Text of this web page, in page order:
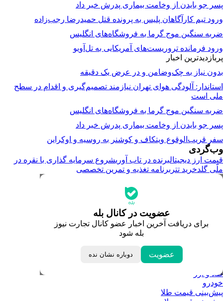
پسر جو بایدن از وخامت بیماری پدرش خبر داد
ورود تیم کارآگاهان پلیس به پرونده قتل حمیدرضا رجب‌زاده
ضربه سنگین موج گرما به فروشگاه‌های انگلیس
ورود فرمانده تروریست‌های آمریکایی به تل‌آویو
پربازدیدترین اخبار
بدون نیاز به چک‌وضامن و در عرض یک دقیقه
استاندار: آلودگی هوای تهران نیازمند تصمیم‌گیری و اقدام در سطح
ملی است
ضربه سنگین موج گرما به فروشگاه‌های انگلیس
پسر جو بایدن از وخامت بیماری پدرش خبر داد
سفر قریب‌الوقوع ویتکاف و کوشنر به روسیه و اوکراین
وب‌گردی
قیمت ارز دیجیتالبرنده در تاب آوریشروع سرمایه گذاری با نقره در
ملّی گلدخرید تتر برنامه تغذیه و تمرین تخصصی
عضویت در کانال بله
برای دریافت آخرین اخبار عضو کانال تجارت نیوز
بله شود
عضویت دوباره نشان نده
جدیدترین قیمت‌ها
قیمت درهم امارات
لحظه تحویل سال
داغ‌ترین‌های اقتصادی
طلا و ارز
خودرو
پیش‌بینی قیمت طلا